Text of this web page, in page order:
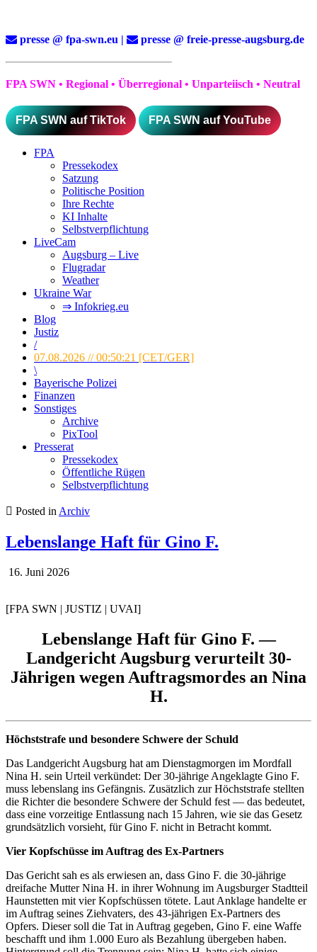
presse @ fpa-swn.eu | presse @ freie-presse-augsburg.de
FPA SWN • Regional • Überregional • Unparteiisch • Neutral
FPA SWN auf TikTok FPA SWN auf YouTube
FPA
Pressekodex
Satzung
Politische Position
Ihre Rechte
KI Inhalte
Selbstverpflichtung
LiveCam
Augsburg – Live
Flugradar
Weather
Ukraine War
⇒ Infokrieg.eu
Blog
Justiz
/
07.08.2026 // 00:50:22 [CET/GER]
\
Bayerische Polizei
Finanzen
Sonstiges
Archive
PixTool
Presserat
Pressekodex
Öffentliche Rügen
Selbstverpflichtung
Posted in Archiv
Lebenslange Haft für Gino F.
16. Juni 2026
[FPA SWN | JUSTIZ | UVAI]
Lebenslange Haft für Gino F. —
Landgericht Augsburg verurteilt 30-
Jährigen wegen Auftragsmordes an Nina
H.
Höchststrafe und besondere Schwere der Schuld
Das Landgericht Augsburg hat am Dienstagmorgen im Mordfall
Nina H. sein Urteil verkündet: Der 30-jährige Angeklagte Gino F.
muss lebenslang ins Gefängnis. Zusätzlich zur Höchststrafe stellten
die Richter die besondere Schwere der Schuld fest — das bedeutet,
dass eine vorzeitige Entlassung nach 15 Jahren, wie sie das Gesetz
grundsätzlich vorsieht, für Gino F. nicht in Betracht kommt.
Vier Kopfschüsse im Auftrag des Ex-Partners
Das Gericht sah es als erwiesen an, dass Gino F. die 30-jährige
dreifache Mutter Nina H. in ihrer Wohnung im Augsburger Stadtteil
Haunstetten mit vier Kopfschüssen tötete. Laut Anklage handelte er
im Auftrag seines Ziehvaters, des 43-jährigen Ex-Partners des
Opfers. Dieser soll die Tat in Auftrag gegeben, Gino F. eine Waffe
beschafft und ihm 1.000 Euro als Bezahlung übergeben haben.